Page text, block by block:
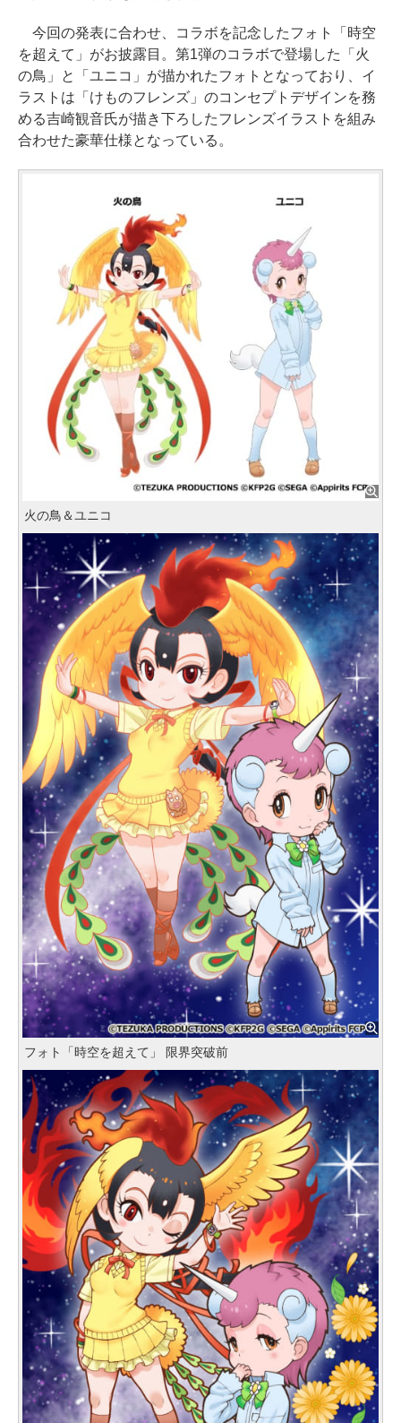
今回の発表に合わせ、コラボを記念したフォト「時空
を超えて」がお披露目。第1弾のコラボで登場した「火
の鳥」と「ユニコ」が描かれたフォトとなっており、イ
ラストは「けものフレンズ」のコンセプトデザインを務
める吉崎観音氏が描き下ろしたフレンズイラストを組み
合わせた豪華仕様となっている。
火の鳥＆ユニコ
フォト「時空を超えて」 限界突破前